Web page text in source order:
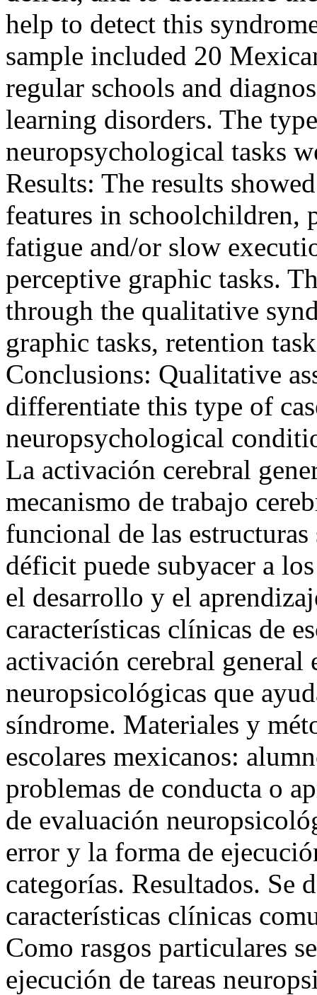
help to detect this
sample included 20
regular schools and
learning disorders. The
neuropsychological tasks
Results: The results
features in schoolchildren,
fatigue and/or slow
perceptive graphic tasks.
through the qualitative
graphic tasks, retention
Conclusions: Qualitative
differentiate this type of
neuropsychological
La activación cerebral
mecanismo de trabajo
funcional de las
déficit puede subyacer a
el desarrollo y el
características clínicas de
activación cerebral general
neuropsicológicas que
síndrome. Materiales y
escolares mexicanos:
problemas de conducta o
de evaluación
error y la forma de
categorías. Resultados. Se
características clínicas
Como rasgos particulares
ejecución de tareas